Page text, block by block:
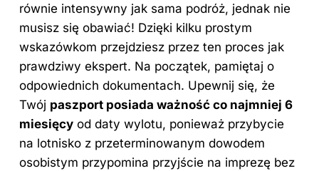
równie intensywny jak sama podróż, jednak nie
musisz się obawiać! Dzięki kilku prostym
wskazówkom przejdziesz przez ten proces jak
prawdziwy ekspert. Na początek, pamiętaj o
odpowiednich dokumentach. Upewnij się, że
Twój paszport posiada ważność co najmniej 6
miesięcy od daty wylotu, ponieważ przybycie
na lotnisko z przeterminowanym dowodem
osobistym przypomina przyjście na imprezę bez